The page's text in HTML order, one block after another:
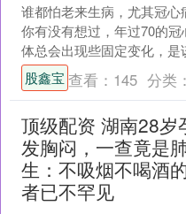
谁都怕老来生病，尤其冠心
你有没有想过，年过70的冠
体总会出现些固定变化，是
坦然接纳？ 临床长期追踪
上冠心病患者，体力....
股鑫宝 查看： 145 分类：
顶级配资 湖南28岁
发胸闷，一查竟是
生：不吸烟不喝酒
者已不罕见